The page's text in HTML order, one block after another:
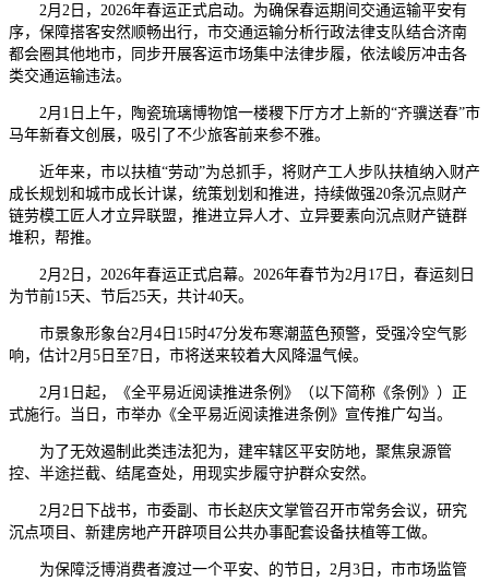
2月2日，2026年春运正式启动。为确保春运期间交通运输平安有
序，保障搭客安然顺畅出行，市交通运输分析行政法律支队结合济南
都会圈其他地市，同步开展客运市场集中法律步履，依法峻厉冲击各
类交通运输违法。
2月1日上午，陶瓷琉璃博物馆一楼稷下厅方才上新的“齐骥送春”市
马年新春文创展，吸引了不少旅客前来参不雅。
近年来，市以扶植“劳动”为总抓手，将财产工人步队扶植纳入财产
成长规划和城市成长计谋，统策划划和推进，持续做强20条沉点财产
链劳模工匠人才立异联盟，推进立异人才、立异要素向沉点财产链群
堆积，帮推。
2月2日，2026年春运正式启幕。2026年春节为2月17日，春运刻日
为节前15天、节后25天，共计40天。
市景象形象台2月4日15时47分发布寒潮蓝色预警，受强冷空气影
响，估计2月5日至7日，市将送来较着大风降温气候。
2月1日起，《全平易近阅读推进条例》（以下简称《条例》）正
式施行。当日，市举办《全平易近阅读推进条例》宣传推广勾当。
为了无效遏制此类违法犯为，建牢辖区平安防地，聚焦泉源管
控、半途拦截、结尾查处，用现实步履守护群众安然。
2月2日下战书，市委副、市长赵庆文掌管召开市常务会议，研究
沉点项目、新建房地产开辟项目公共办事配套设备扶植等工做。
为保障泛博消费者渡过一个平安、的节日，2月3日，市市场监管